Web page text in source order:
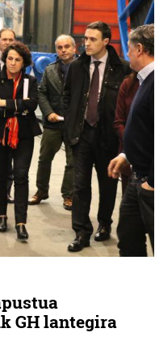
GH lantegira